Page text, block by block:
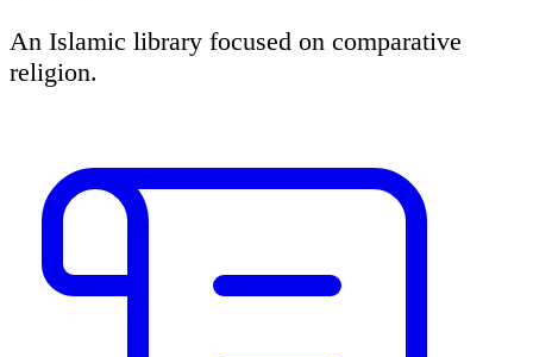
An Islamic library focused on comparative
religion.